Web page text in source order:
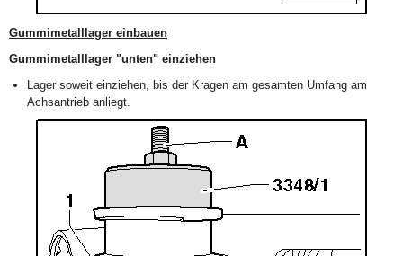
Gummimetalllager einbauen
Gummimetalllager "unten" einziehen
Lager soweit einziehen, bis der Kragen am gesamten Umfang am
Achsantrieb anliegt.